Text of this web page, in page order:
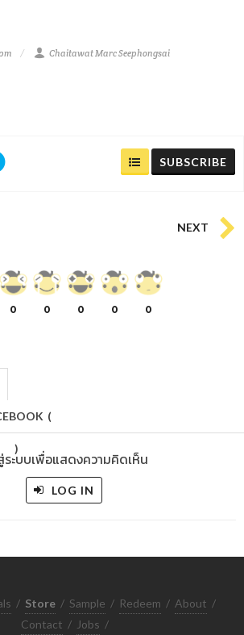
Chaitawat Marc Seephongsai
SUBSCRIBE
NEXT
0 0 0 0 0
(
)
ระบบเพื่อแสดงความคิดเห็น
LOG IN
/ Store / Sample / Redeem / About /
Contact / Jobs /